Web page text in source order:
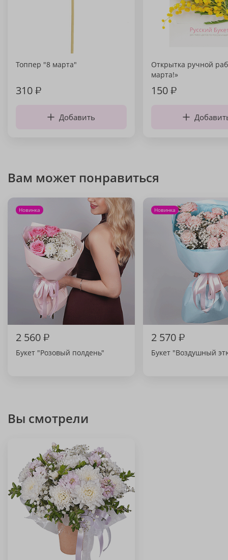
Топпер "8 марта"
310₽
Добавить
Открытка ручной
марта!»
150₽
Вам может понравиться
Новинка
2 560₽
Букет "Розовый полдень"
Новинка
2 570₽
Букет "Воздушный
Вы смотрели